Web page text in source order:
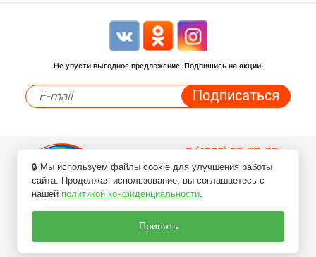
Не упусти выгодное предложение! Подпишись на акции!
8 (4932) 50-70-90
Заказ товаров по телефонам
🔒 Мы используем файлы cookie для улучшения работы
сайта. Продолжая использование, вы соглашаетесь с
нашей политикой конфиденциальности.
Принять